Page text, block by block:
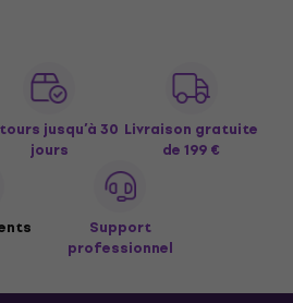
jusqu’à 30
jours
Livraison gratuite
de 199 €
Support
professionnel